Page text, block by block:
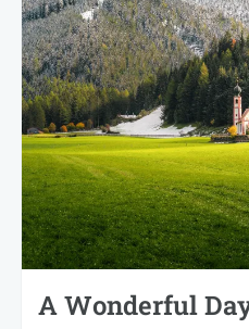
A Wonderful